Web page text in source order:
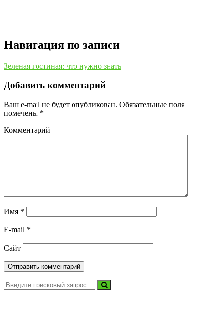
Навигация по записи
Зеленая гостиная: что нужно знать
Добавить комментарий
Ваш e-mail не будет опубликован. Обязательные поля
помечены *
Комментарий
Имя *
E-mail *
Сайт